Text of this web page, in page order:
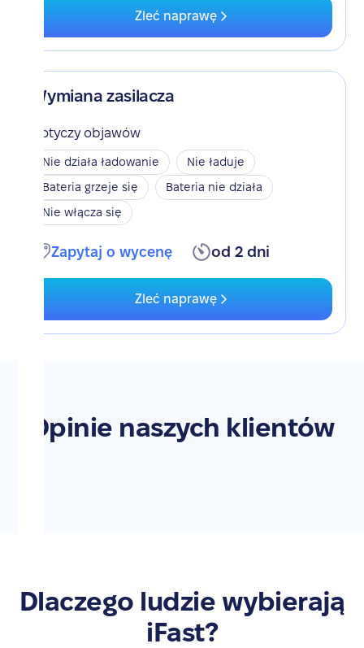
Zleć naprawę
Wymiana zasilacza
Dotyczy objawów
Nie działa ładowanie
Nie ładuje
Bateria grzeje się
Bateria nie działa
Nie włącza się
Zapytaj o wycenę od 2 dni
Zleć naprawę
Opinie naszych klientów
Dlaczego ludzie wybierają
iFast?